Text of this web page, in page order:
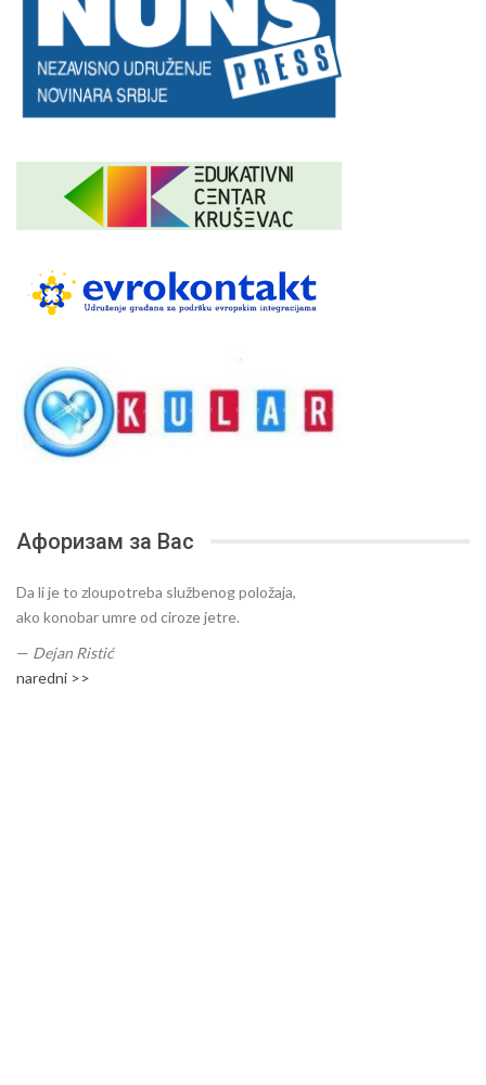
Афоризам за Вас
Da li je to zloupotreba službenog položaja,
ako konobar umre od ciroze jetre.
— Dejan Ristić
naredni >>